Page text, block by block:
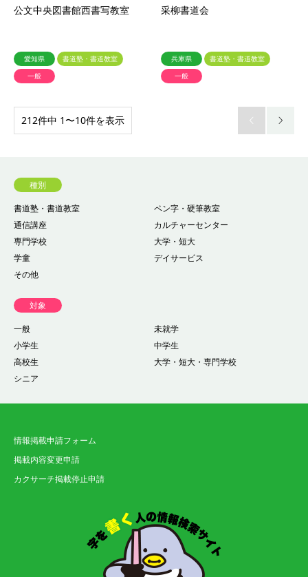
公文中央図書館西書写教室
愛知県
書道塾・書道教室
一般
采柳書道会
兵庫県
書道塾・書道教室
一般
212件中 1〜10件を表示  
種別
書道塾・書道教室
ペン字・硬筆教室
通信講座
カルチャーセンター
専門学校
大学・短大
学童
デイサービス
その他
対象
一般
未就学
小学生
中学生
高校生
大学・短大・専門学校
シニア
情報掲載申請フォーム
掲載内容変更申請
カクサーチ掲載停止申請